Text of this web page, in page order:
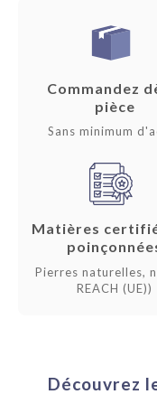
Commandez
pièce
Sans minimum
Matières
Pierres naturelles,
REACH (UE))
Découvrez